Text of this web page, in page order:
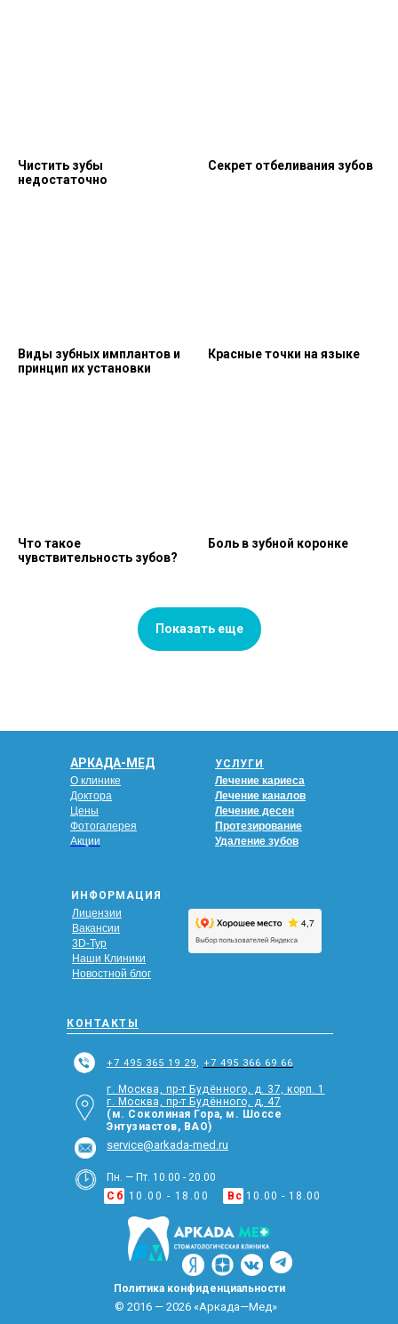
Чистить зубы
недостаточно
Секрет отбеливания зубов
Виды зубных имплантов и
принцип их установки
Красные точки на языке
Что такое
чувствительность зубов?
Боль в зубной коронке
Показать еще
О клинике
Доктора
Цены
Фотогалерея
Акции
УСЛУГИ
Лечение кариеса
Лечение каналов
Лечение десен
Протезирование
Удаление зубов
ИНФОРМАЦИЯ
Лицензии
Вакансии
3D-Тур
Наши Клиники
Новостной блог
© 2016 — 2026 «Аркада—Мед»
КОНТАКТЫ
+7 495 365 19 29, +7 495 366 69 66
г. Москва, пр-т Будённого, д. 37, корп. 1
г. Москва, пр-т Будённого, д, 47
(м. Соколиная Гора, м. Шоссе
Энтузиастов, ВАО)
service@arkada-med.ru
АРКАДА-МЕД
Пн. — Пт. 10.00 - 20.00
Сб 10.00 - 18.00 Вс 10.00 - 18.00
Политика конфиденциальности